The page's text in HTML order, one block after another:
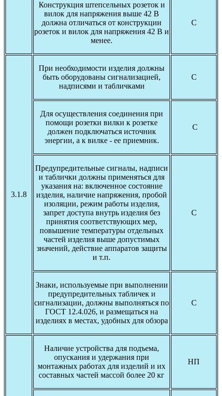
Конструкция штепсельных розеток и
вилок для напряжения выше 42 В
должна отличаться от конструкции
розеток и вилок для напряжения 42 В и
менее.
С
3.1.8
При необходимости изделия должны
быть оборудованы сигнализацией,
надписями и табличками
С
Для осуществления соединения при
помощи розетки вилки к розетке
должен подключаться источник
энергии, а к вилке - ее приемник.
С
Предупредительные сигналы, надписи
и таблички должны применяться для
указания на: включенное состояние
изделия, наличие напряжения, пробой
изоляции, режим работы изделия,
запрет доступа внутрь изделия без
принятия соответствующих мер,
повышение температуры отдельных
частей изделия выше допустимых
значений, действие аппаратов защиты
и т.п.
С
Знаки, используемые при выполнении
предупредительных табличек и
сигнализации, должны выполняться по
ГОСТ 12.4.026, и размещаться на
изделиях в местах, удобных для обзора
С
Наличие устройства для подъема,
опускания и удержания при
монтажных работах для изделий и их
составных частей массой более 20 кг
НП